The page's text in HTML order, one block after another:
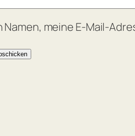
Namen, meine E-Mail-